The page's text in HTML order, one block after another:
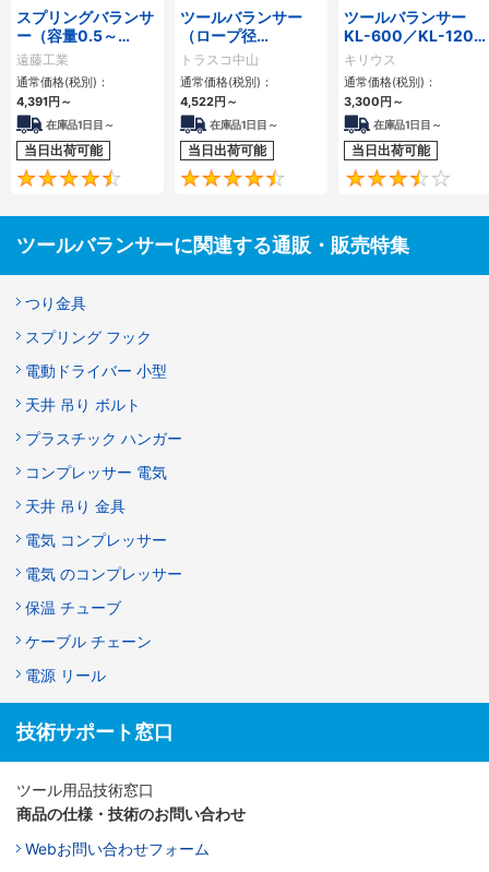
スプリングバランサ
ー（容量0.5～
90kg）
遠藤工業
通常価格(税別)：
4,391円 ～
在庫品1日目～
当日出荷可能
4.6
ツールバランサー
（ロープ径
2.5mm）
トラスコ中山
通常価格(税別)：
4,522円 ～
在庫品1日目～
当日出荷可能
4.4
ツールバランサー
KL-600／KL-1200
／KL-2000
キリウス
通常価格(税別)：
3,300円 ～
在庫品1日目～
当日出荷可能
ツールバランサーに関連する通販・販売特集
つり金具
スプリング フック
電動ドライバー 小型
天井 吊り ボルト
プラスチック ハンガー
コンプレッサー 電気
天井 吊り 金具
電気 コンプレッサー
電気 のコンプレッサー
保温 チューブ
ケーブル チェーン
電源 リール
技術サポート窓口
ツール用品技術窓口
商品の仕様・技術のお問い合わせ
Webお問い合わせフォーム